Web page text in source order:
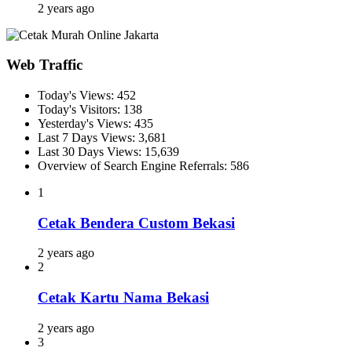
2 years ago
Web Traffic
Today's Views: 452
Today's Visitors: 138
Yesterday's Views: 435
Last 7 Days Views: 3,681
Last 30 Days Views: 15,639
Overview of Search Engine Referrals: 586
1
Cetak Bendera Custom Bekasi
2 years ago
2
Cetak Kartu Nama Bekasi
2 years ago
3